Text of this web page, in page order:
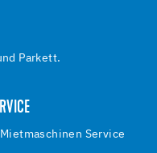
Parkett.
Mietmaschinen Service